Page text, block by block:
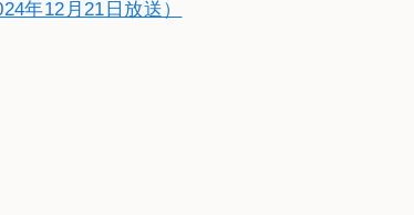
年12月21日放送）